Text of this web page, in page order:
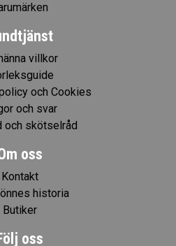
villkor
och Cookies
och svar
och skötselråd
oss
Kontakt
historia
Butiker
oss